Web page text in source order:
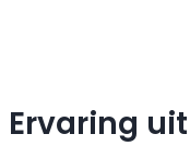
Ervaring